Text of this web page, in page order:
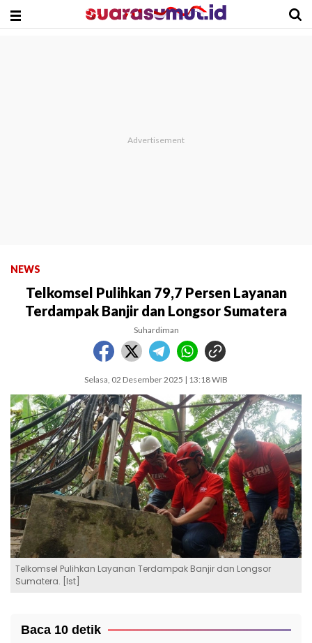
NEWS
Telkomsel Pulihkan 79,7 Persen Layanan
Terdampak Banjir dan Longsor Sumatera
Suhardiman
Selasa, 02 Desember 2025 | 13:18 WIB
Telkomsel Pulihkan Layanan Terdampak Banjir dan Longsor
Sumatera. [Ist]
Baca 10 detik